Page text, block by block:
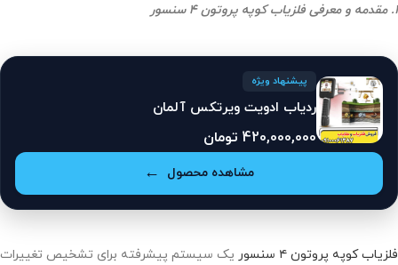
1. مقدمه و معرفی فلزیاب کوپه پروتون ۴ سنسور
پیشنهاد ویژه
ردیاب ادویت ویرتکس آلمان
420,000,000 تومان
مشاهده محصول
فلزیاب کوپه پروتون ۴ سنسور
یک سیستم پیشرفته برای تشخیص تغییرات